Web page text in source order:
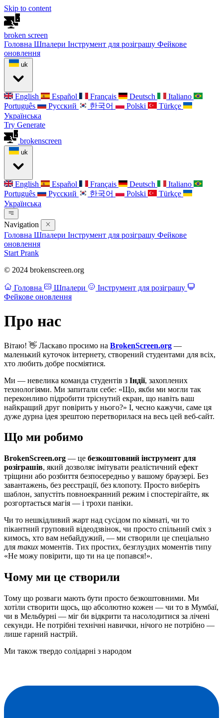
Skip to content
broken screen
Головна Шпалери Інструмент для розіграшу Фейкове
оновлення
uk
English Español Français Deutsch
Italiano
Português
Русский 한국어 Polski
Türkçe
Українська
Try Generate
brokenscreen
uk
English Español Français Deutsch
Italiano
Português
Русский 한국어 Polski
Türkçe
Українська
Navigation
Головна Шпалери Інструмент для розіграшу Фейкове
оновлення
Start Prank
© 2024 brokenscreen.org
Головна Шпалери
Інструмент для розіграшу
Фейкове оновлення
Про нас
Вітаю! 👋 Ласкаво просимо на BrokenScreen.org —
маленький куточок інтернету, створений студентами для всіх,
хто любить добре посміятися.
Ми — невелика команда студентів з Індії, захоплених
технологіями. Ми запитали себе: «Що, якби ми могли так
переконливо підробити тріснутий екран, що навіть ваш
найкращий друг повірить у нього?» І, чесно кажучи, саме ця
дуже дурна ідея зрештою перетворилася на весь цей веб-сайт.
Що ми робимо
BrokenScreen.org — це безкоштовний інструмент для
розіграшів, який дозволяє імітувати реалістичний ефект
тріщини або розбиття безпосередньо у вашому браузері. Без
завантажень, без реєстрації, без клопоту. Просто виберіть
шаблон, запустіть повноекранний режим і спостерігайте, як
розгортається магія — і трохи паніки.
Чи то нешкідливий жарт над сусідом по кімнаті, чи то
пікантний груповий відеодзвінок, чи просто спільний сміх з
кимось, хто вам небайдужий, — ми створили це спеціально
для таких моментів. Тих простих, безглуздих моментів типу
«Не можу повірити, що ти на це попався!».
Чому ми це створили
Тому що розваги мають бути просто безкоштовними. Ми
хотіли створити щось, що абсолютно кожен — чи то в Мумбаї,
чи в Мельбурні — міг би відкрити та насолодитися за лічені
секунди. Не потрібні технічні навички, нічого не потрібно —
лише гарний настрій.
Ми також твердо солідарні з народом